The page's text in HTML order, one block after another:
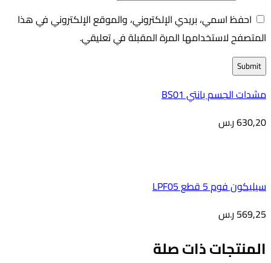
احفظ اسمي، بريدي الإلكتروني، والموقع الإلكتروني في هذا
المتصفح لاستخدامها المرة المقبلة في تعليقي.
مشدات الجسم بانتي BS01
630,20ر.س
سيليكون فوم 5 قطع LPF05
569,25 ر.س
المنتجات ذات صلة